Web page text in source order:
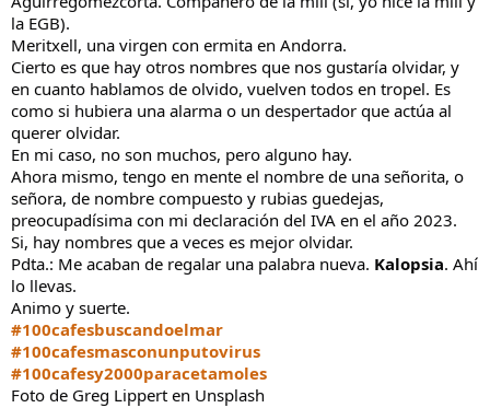
la EGB).
Meritxell, una virgen con ermita en Andorra.
Cierto es que hay otros nombres que nos gustaría olvidar, y
en cuanto hablamos de olvido, vuelven todos en tropel. Es
como si hubiera una alarma o un despertador que actúa al
querer olvidar.
En mi caso, no son muchos, pero alguno hay.
Ahora mismo, tengo en mente el nombre de una señorita, o
señora, de nombre compuesto y rubias guedejas,
preocupadísima con mi declaración del IVA en el año 2023.
Si, hay nombres que a veces es mejor olvidar.
Pdta.: Me acaban de regalar una palabra nueva. Kalopsia. Ahí
lo llevas.
Animo y suerte.
#100cafesbuscandoelmar
#100cafesmasconunputovirus
#100cafesy2000paracetamoles
Foto de Greg Lippert en Unsplash